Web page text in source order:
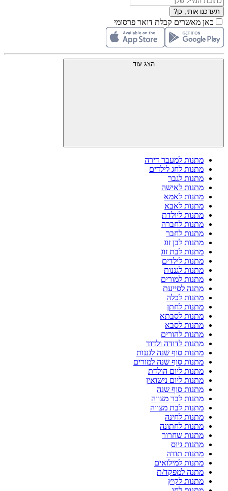
תעדכנו אותי, כן?
כאן מאשרים קבלת דואר פרסומי
הצג עוד
מתנות למעבר דירה
מתנות לחג לילדים
מתנות לגבר
מתנות לאישה
מתנות לאמא
מתנות לאבא
מתנות ליולדת
מתנות לחברה
מתנות לחבר
מתנות לבן זוג
מתנות לבת זוג
מתנות לילדים
מתנות לגננות
מתנות למורים
מתנה לסייעת
מתנות לכלה
מתנות לחתן
מתנות לסבתא
מתנות לסבא
מתנות להורים
מתנות לדודה ולדוד
מתנות סוף שנה לגננות
מתנות סוף שנה למורים
מתנות ליום הולדת
מתנות ליום נישואין
מתנות סוף שנה
מתנות לבר מצווה
מתנות לבת מצווה
מתנות לחינה
מתנות לחתונה
מתנות שחרור
מתנות גיוס
מתנות תודה
מתנות למילואים
מתנה למפקד/ת
מתנות לקיץ